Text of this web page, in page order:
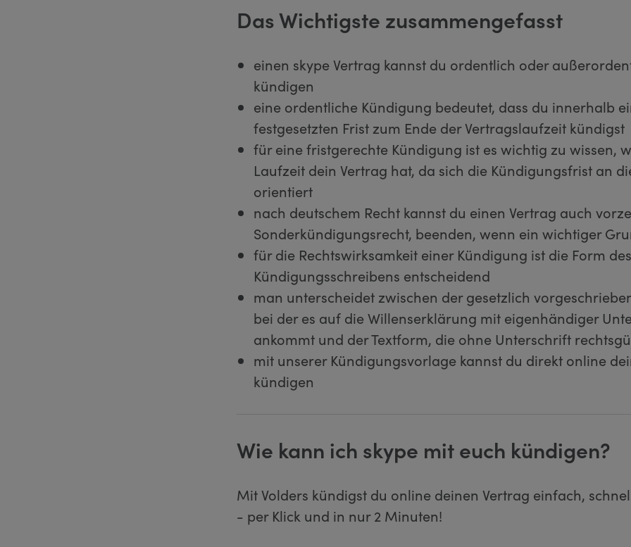
Das Wichtigste zusammengefasst
einen skype Vertrag kannst du ordentlich oder
kündigen
eine ordentliche Kündigung bedeutet, dass du innerhalb
festgesetzten Frist zum Ende der Vertragslaufzeit kündigst
für eine fristgerechte Kündigung ist es wichtig zu wissen,
Laufzeit dein Vertrag hat, da sich die Kündigungsfrist an
orientiert
nach deutschem Recht kannst du einen Vertrag auch
Sonderkündigungsrecht, beenden, wenn ein wichtiger
für die Rechtswirksamkeit einer Kündigung ist die Form des
Kündigungsschreibens entscheidend
man unterscheidet zwischen der gesetzlich
bei der es auf die Willenserklärung mit eigenhändiger
ankommt und der Textform, die ohne Unterschrift
mit unserer Kündigungsvorlage kannst du direkt online
kündigen
Wie kann ich skype mit euch kündigen?
Mit Volders kündigst du online deinen Vertrag einfach,
- per Klick und in nur 2 Minuten!